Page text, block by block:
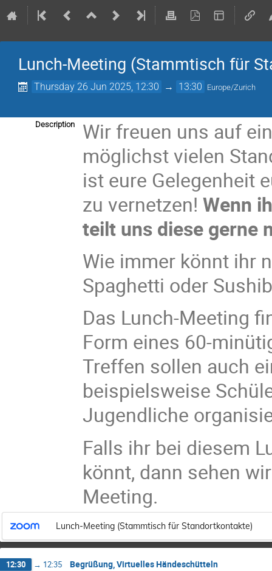
Lunch-Meeting (Stammtisch für
Thursday 26 Jun 2025, 12:30 → 13:30 Europe/Zurich
Description
Wir freuen uns auf
möglichst vielen
ist eure Gelegenheit
zu vernetzen!Wenn
teilt uns diese gerne
Wie immer könnt ihr
Spaghetti oder
Das Lunch-Meeting
Form eines 60-
Treffen sollen auch
beispielsweise
Jugendliche
Falls ihr bei diesem
könnt, dann sehen
Meeting.
Lunch-Meeting (Stammtisch für Standortkontakte)
12:30 → 12:35 Begrüßung, Virtuelles Händeschütteln